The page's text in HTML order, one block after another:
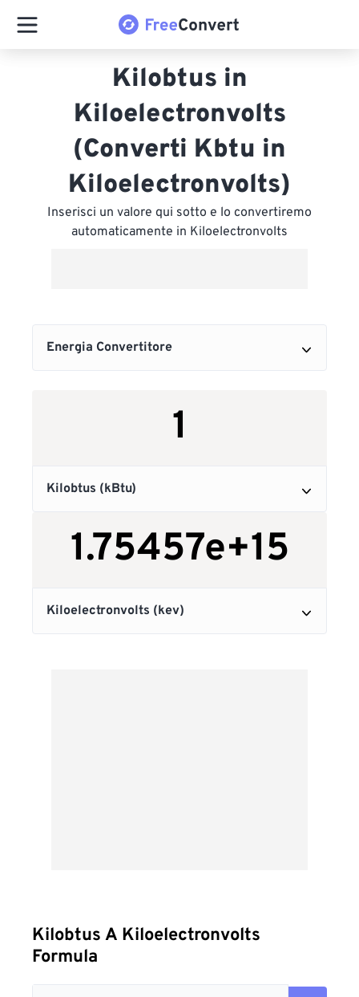
Kilobtus in
Kiloelectronvolts
(Converti Kbtu in
Kiloelectronvolts)
Inserisci un valore qui sotto e lo convertiremo
automaticamente in Kiloelectronvolts
Kilobtus A Kiloelectronvolts
Formula